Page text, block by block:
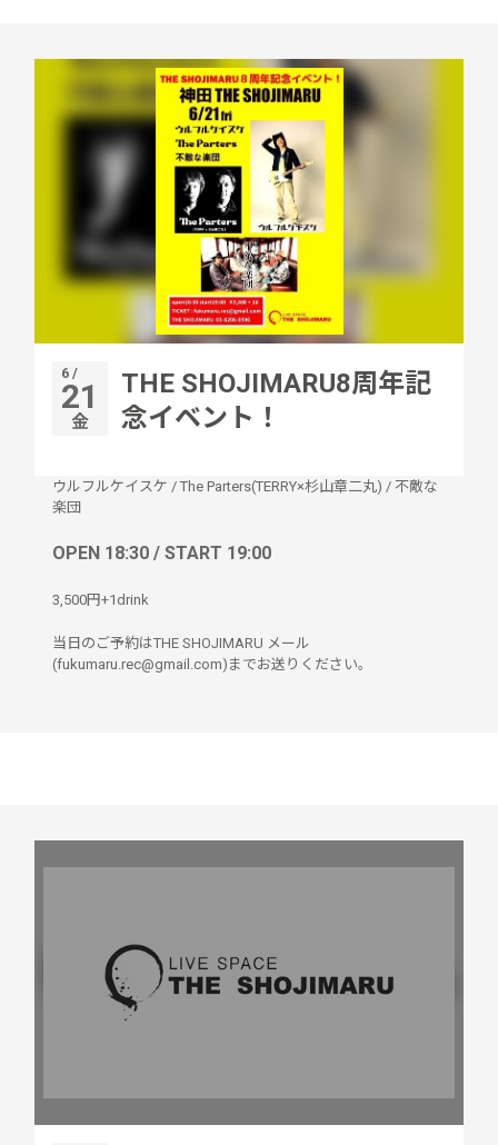
6 /
21
金
THE SHOJIMARU8周年記
念イベント！
ウルフルケイスケ / The Parters(TERRY×杉山章二丸) / 不敵な
楽団
OPEN 18:30 / START 19:00
3,500円+1drink
当日のご予約はTHE SHOJIMARU メール
(fukumaru.rec@gmail.com)までお送りください。